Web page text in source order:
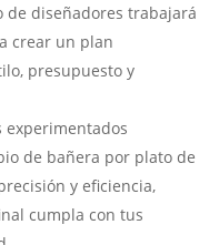
de diseñadores trabajará
crear un plan
presupuesto y
experimentados
de bañera por plato de
y eficiencia,
cumpla con tus